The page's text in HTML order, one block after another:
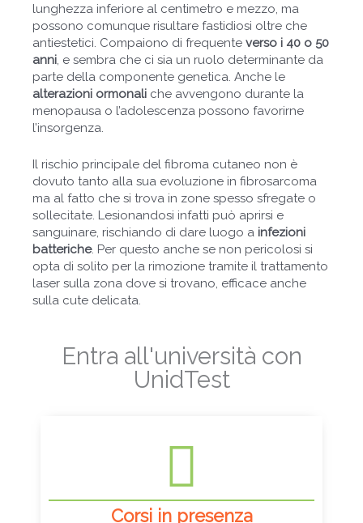
lunghezza inferiore al centimetro e mezzo, ma
possono comunque risultare fastidiosi oltre che
antiestetici. Compaiono di frequente verso i 40 o 50
anni, e sembra che ci sia un ruolo determinante da
parte della componente genetica. Anche le
alterazioni ormonali che avvengono durante la
menopausa o l’adolescenza possono favorirne
l’insorgenza.
Il rischio principale del fibroma cutaneo non è
dovuto tanto alla sua evoluzione in fibrosarcoma
ma al fatto che si trova in zone spesso sfregate o
sollecitate. Lesionandosi infatti può aprirsi e
sanguinare, rischiando di dare luogo a infezioni
batteriche. Per questo anche se non pericolosi si
opta di solito per la rimozione tramite il trattamento
laser sulla zona dove si trovano, efficace anche
sulla cute delicata.
Entra all'università con
UnidTest
Corsi in presenza